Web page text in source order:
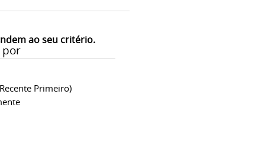
ao seu critério.
Primeiro)